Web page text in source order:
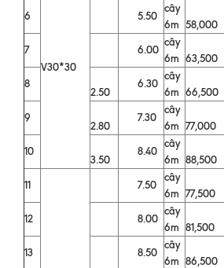
V30*30
6
5.50
cây
6m 58,000
7
6.00
cây
6m 63,500
8
2.50
6.30
cây
6m 66,500
9
2.80
7.30
cây
6m 77,000
10
3.50
8.40
cây
6m 88,500
11
7.50
cây
6m 77,500
12
8.00
cây
6m 81,500
13
8.50
cây
6m 86,500